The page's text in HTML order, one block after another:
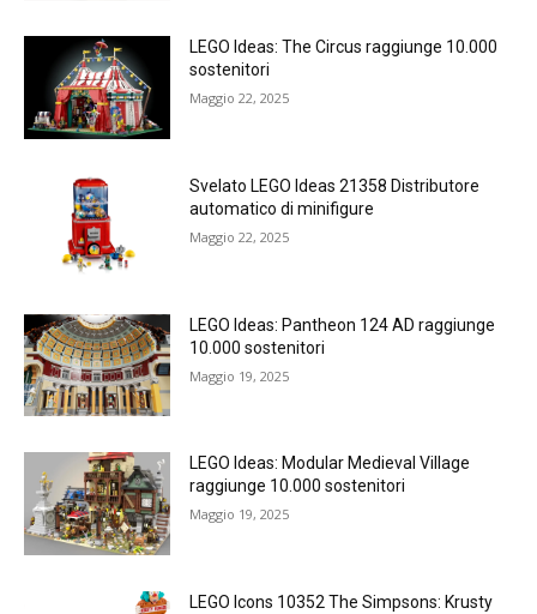
LEGO Ideas: The Circus raggiunge 10.000
sostenitori
Maggio 22, 2025
Svelato LEGO Ideas 21358 Distributore
automatico di minifigure
Maggio 22, 2025
LEGO Ideas: Pantheon 124 AD raggiunge
10.000 sostenitori
Maggio 19, 2025
LEGO Ideas: Modular Medieval Village
raggiunge 10.000 sostenitori
Maggio 19, 2025
LEGO Icons 10352 The Simpsons: Krusty